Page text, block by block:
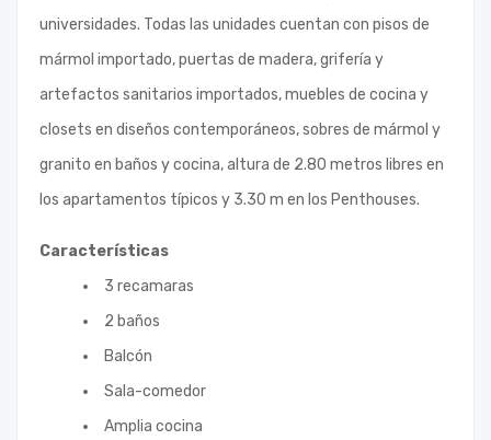
universidades. Todas las unidades cuentan con pisos de
mármol importado, puertas de madera, grifería y
artefactos sanitarios importados, muebles de cocina y
closets en diseños contemporáneos, sobres de mármol y
granito en baños y cocina, altura de 2.80 metros libres en
los apartamentos típicos y 3.30 m en los Penthouses.
Características
3 recamaras
2 baños
Balcón
Sala-comedor
Amplia cocina